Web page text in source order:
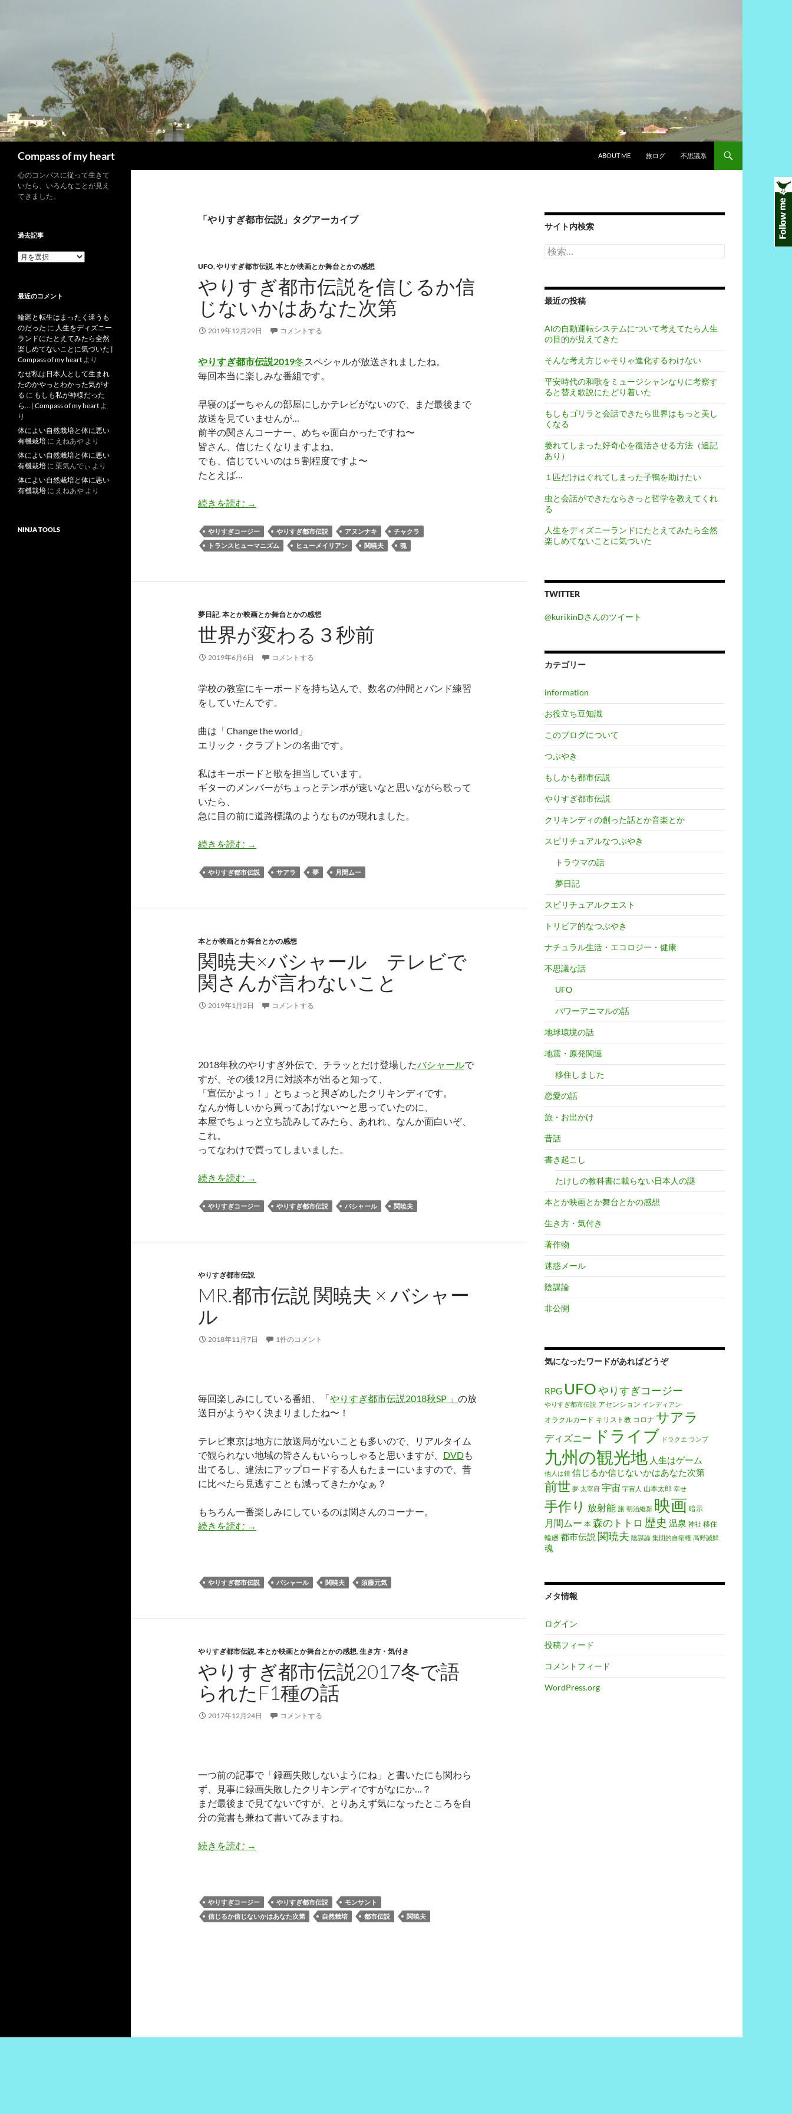
ッ
プ
Compass of my heart ABOUT ME 旅ログ 不思議系
「やりすぎ都市伝説」タグアーカイブ
UFO,やりすぎ都市伝説,本とか映画とか舞台とかの感想
やりすぎ都市伝説を信じるか信
じないかはあなた次第
2019年12月29日 コメントする
やりすぎ都市伝説2019冬スペシャルが放送されましたね。
毎回本当に楽しみな番組です。
早寝のばーちゃんの部屋にしかテレビがないので、まだ最後まで
放送を見ていませんが…
前半の関さんコーナー、めちゃ面白かったですね〜
皆さん、信じたくなりますよね。
でも、信じていいのは５割程度ですよ〜
たとえば…
続きを読む やりすぎ都市伝説を信じるか信じないかはあなた次第
→
やりすぎコージー やりすぎ都市伝説 アヌンナキ
チャクラ
トランスヒューマニズム
ヒューメイリアン 関暁夫 魂
夢日記,本とか映画とか舞台とかの感想
世界が変わる３秒前
2019年6月6日 コメントする
学校の教室にキーボードを持ち込んで、数名の仲間とバンド練習
をしていたんです。
曲は「Change the world」
エリック・クラプトンの名曲です。
私はキーボードと歌を担当しています。
ギターのメンバーがちょっとテンポが速いなと思いながら歌って
いたら、
急に目の前に道路標識のようなものが現れました。
続きを読む 世界が変わる３秒前
→
やりすぎ都市伝説 サアラ 夢 月間ムー
本とか映画とか舞台とかの感想
関暁夫×バシャール テレビで
関さんが言わないこと
2019年1月2日 コメントする
2018年秋のやりすぎ外伝で、チラッとだけ登場したバシャールで
すが、その後12月に対談本が出ると知って、
「宣伝かよっ！」とちょっと興ざめしたクリキンディです。
なんか悔しいから買ってあげない〜と思っていたのに、
本屋でちょっと立ち読みしてみたら、あれれ、なんか面白いぞ、
これ。
ってなわけで買ってしまいました。
続きを読む 関暁夫×バシャール テレビで関さんが言わないこと
→
やりすぎコージー やりすぎ都市伝説 バシャール 関暁夫
やりすぎ都市伝説
MR.都市伝説 関暁夫 × バシャー
ル
2018年11月7日 1件のコメント
毎回楽しみにしている番組、「やりすぎ都市伝説2018秋SP 」 の放
送日がようやく決まりましたね〜！
テレビ東京は地方に放送局がないことも多いので、リアルタイム
で観られない地域の皆さんもいらっしゃると思いますが、 DVDも
出てるし、違法にアップロードする人もたまーにいますので、昔
に比べたら見逃すことも減ってきたかなぁ？
もちろん一番楽しみにしているのは関さんのコーナー。
続きを読む Mr.都市伝説 関暁夫 × バシャール
→
やりすぎ都市伝説 バシャール 関暁夫 須藤元気
やりすぎ都市伝説,本とか映画とか舞台とかの感想,生き方・気付き
やりすぎ都市伝説2017冬で語
られたF1種の話
2017年12月24日 コメントする
一つ前の記事で「録画失敗しないようにね」と書いたにも関わら
ず、見事に録画失敗したクリキンディですがなにか…？
まだ最後まで見てないですが、とりあえず気になったところを自
分の覚書も兼ねて書いてみますね。
続きを読む やりすぎ都市伝説2017冬で語られたF1種の話
→
やりすぎコージー やりすぎ都市伝説
モンサント
信じるか信じないかはあなた次第
自然栽培 都市伝説 関暁夫
サイト内検索
検
索:
最近の投稿
AIの自動運転システムについて考えてたら人生
の目的が見えてきた
そんな考え方じゃそりゃ進化するわけない
平安時代の和歌をミュージシャンなりに考察す
ると替え歌説にたどり着いた
もしもゴリラと会話できたら世界はもっと美し
くなる
萎れてしまった好奇心を復活させる方法（追記
あり）
１匹だけはぐれてしまった子鴨を助けたい
虫と会話ができたならきっと哲学を教えてくれ
る
人生をディズニーランドにたとえてみたら全然
楽しめてないことに気づいた
TWITTER
@kurikinDさんのツイート
カテゴリー
information
お役立ち豆知識
このブログについて
つぶやき
もしかも都市伝説
やりすぎ都市伝説
クリキンディの創った話とか音楽とか
スピリチュアルなつぶやき
トラウマの話
夢日記
スピリチュアルクエスト
トリビア的なつぶやき
ナチュラル生活・エコロジー・健康
不思議な話
UFO
パワーアニマルの話
地球環境の話
地震・原発関連
移住しました
恋愛の話
旅・お出かけ
昔話
書き起こし
たけしの教科書に載らない日本人の謎
本とか映画とか舞台とかの感想
生き方・気付き
著作物
迷惑メール
陰謀論
非公開
気になったワードがあればどうぞ
RPG UFOやりすぎコージー
やりすぎ都市伝説 アセンション インディアン
オラクルカード キリスト教 コロナ サアラ
ディズニー ドライブ ドラクエ ランプ
九州の観光地 人生はゲーム
他人は鏡 信じるか信じないかはあなた次第
前世 夢 太宰府 宇宙 宇宙人 山本太郎 幸せ
手作り 放射能 旅 明治維新 映画 暗示
月間ムー 本 森のトトロ 歴史 温泉 神社 移住
輪廻 都市伝説 関暁夫 陰謀論 集団的自衛権 高野誠鮮
魂
メタ情報
ログイン
投稿フィード
コメントフィード
WordPress.org
心のコンパスに従って生きて
いたら、いろんなことが見え
てきました。
過去記事
過
最近のコメント
輪廻と転生はまったく違うも
のだった に 人生をディズニー
ランドにたとえてみたら全然
楽しめてないことに気づいた |
Compass of my heart より
なぜ私は日本人として生まれ
たのかやっとわかった気がす
る に もしも私が神様だった
ら… | Compass of my heart よ
り
体によい自然栽培と体に悪い
有機栽培 に えねあや より
体によい自然栽培と体に悪い
有機栽培 に 栗気んでぃ より
体によい自然栽培と体に悪い
有機栽培 に えねあや より
NINJA TOOLS